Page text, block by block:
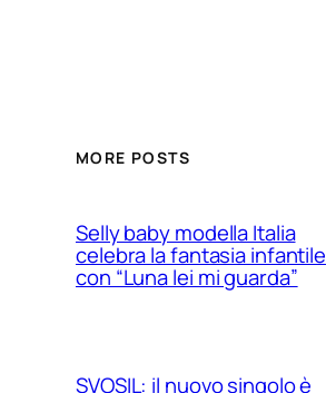
MORE POSTS
Selly baby modella Italia
celebra la fantasia infantile
con “Luna lei mi guarda”
SVOSIL: il nuovo singolo è